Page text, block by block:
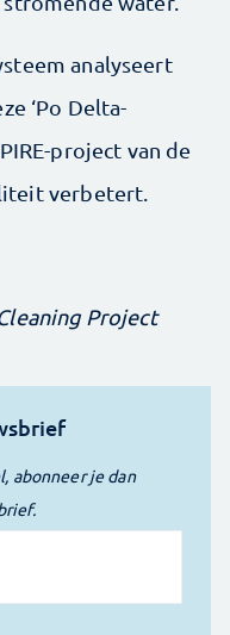
analyseert
‘Po Delta-
project van de
verbetert.
Project
abonneer je dan